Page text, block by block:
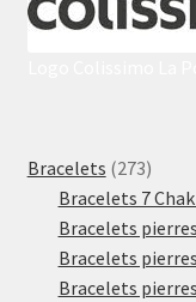
Bracelets 273273
Bracelets 7
Bracelets
Bracelets
Bracelets